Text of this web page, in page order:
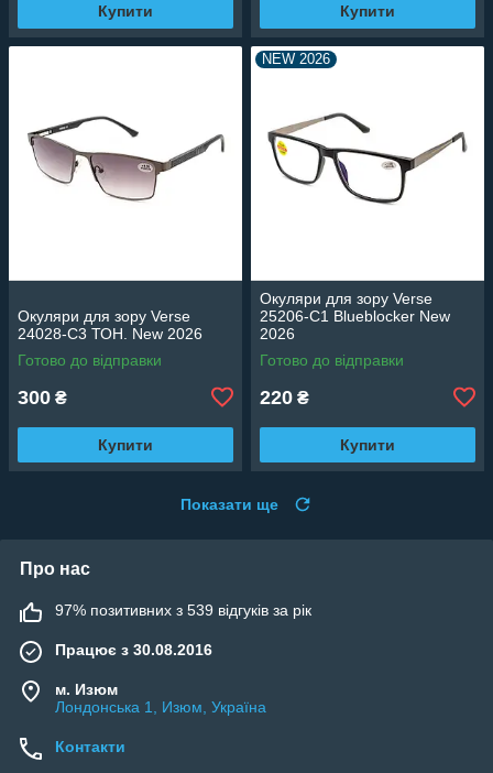
Купити Купити
Окуляри для зору Verse
24028-C3 ТОН. New 2026
Готово до відправки
300 ₴
Купити
NEW 2026
Окуляри для зору Verse
25206-C1 Blueblocker New
2026
Готово до відправки
220 ₴
Купити
Показати ще
Про нас
97% позитивних з 539 відгуків за рік
Працює з 30.08.2016
м. Изюм
Лондонська 1, Изюм, Україна
Контакти